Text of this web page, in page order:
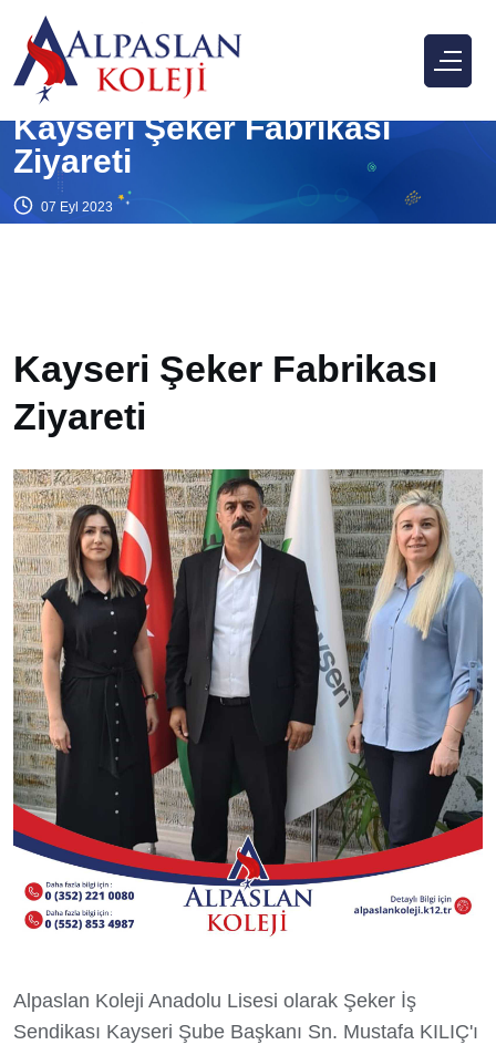
Duyuru
Kayseri Şeker Fabrikası
Ziyareti
07 Eyl 2023
Kayseri Şeker Fabrikası
Ziyareti
Alpaslan Koleji Anadolu Lisesi olarak Şeker İş
Sendikası Kayseri Şube Başkanı Sn. Mustafa KILIÇ'ı